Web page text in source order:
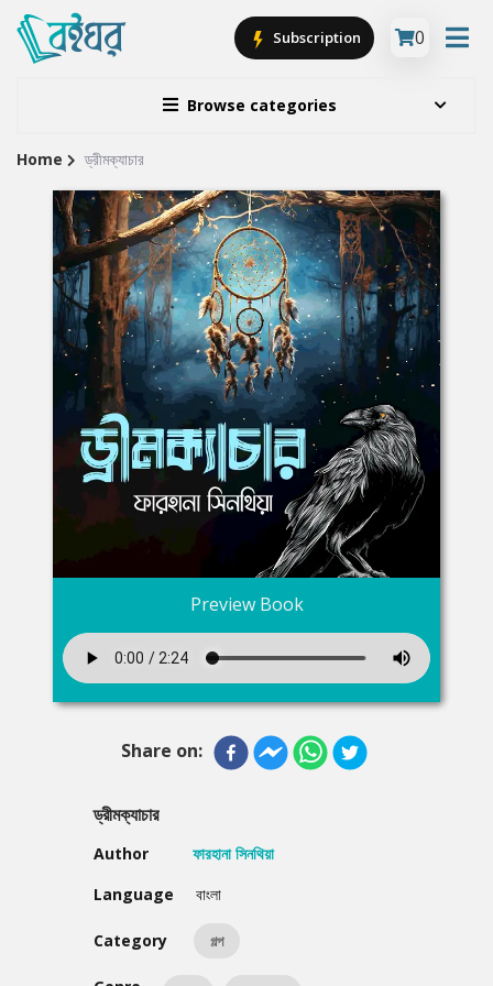
Browse categories
Subscription 0
Site
Breadcrumb
Home ড্রীমক্যাচার
Preview Book
Share on:
ড্রীমক্যাচার
Author
ফারহানা সিনথিয়া
Language
বাংলা
Category গল্প